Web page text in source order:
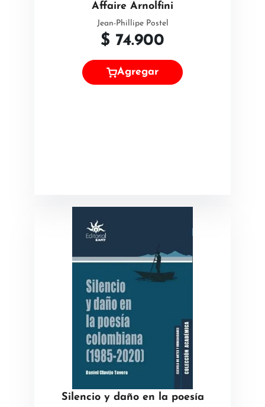
Affaire Arnolfini
Jean-Phillipe Postel
$ 74.900
Agregar
Silencio y daño en la poesía